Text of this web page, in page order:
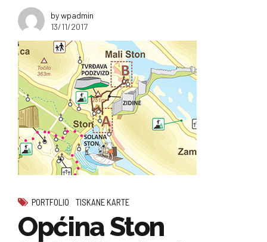
by wpadmin
13/11/2017
PORTFOLIO TISKANE KARTE
Općina Ston